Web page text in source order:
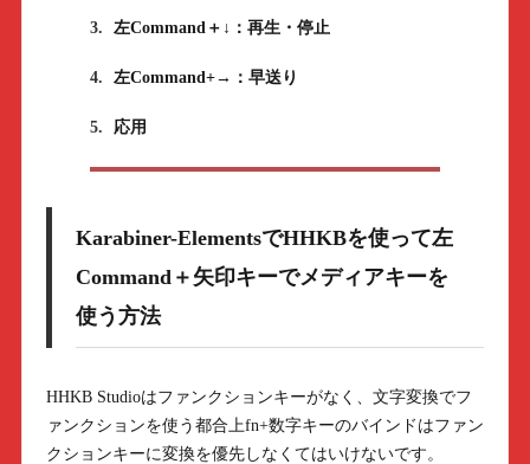
3. 左Command＋↓：再生・停止
4. 左Command+→：早送り
5. 応用
Karabiner-ElementsでHHKBを使って左
Command＋矢印キーでメディアキーを
使う方法
HHKB Studioはファンクションキーがなく、文字変換でフ
ァンクションを使う都合上fn+数字キーのバインドはファン
クションキーに変換を優先しなくてはいけないです。